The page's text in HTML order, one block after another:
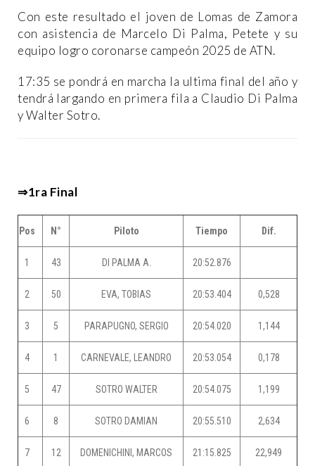
Con este resultado el joven de Lomas de Zamora
con asistencia de Marcelo Di Palma, Petete y su
equipo logro coronarse campeón 2025 de ATN.
17:35 se pondrá en marcha la ultima final del año y
tendrá largando en primera fila a Claudio Di Palma
y Walter Sotro.
⇒1ra Final
Pos N° Piloto Tiempo Dif.
1 43 DI PALMA A. 20:52.876
2 50 EVA, TOBIAS 20:53.404 0,528
3 5 PARAPUGNO, SERGIO 20:54.020 1,144
4 1 CARNEVALE, LEANDRO 20:53.054 0,178
5 47 SOTRO WALTER 20:54.075 1,199
6 8 SOTRO DAMIAN 20:55.510 2,634
7 12 DOMENICHINI, MARCOS 21:15.825 22,949